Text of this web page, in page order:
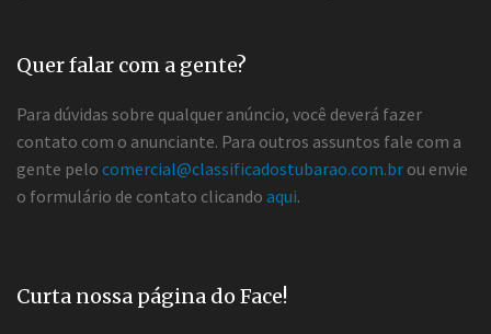
Quer falar com a gente?
Para dúvidas sobre qualquer anúncio, você deverá fazer
contato com o anunciante. Para outros assuntos fale com a
gente pelo comercial@classificadostubarao.com.br ou envie
o formulário de contato clicando aqui.
Curta nossa página do Face!